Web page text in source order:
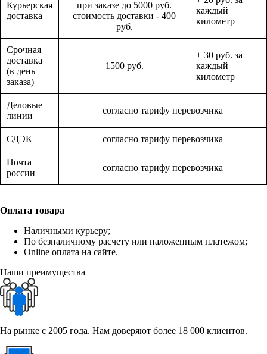
Курьерская
доставка
при заказе до 5000 руб.
стоимость доставки - 400
руб.
каждый
километр
Срочная
доставка
(в день
заказа)
1500 руб.
+ 30 руб. за
каждый
километр
Деловые
линии
согласно тарифу перевозчика
СДЭК согласно тарифу перевозчика
Почта
россии
согласно тарифу перевозчика
Оплата товара
Наличными курьеру;
По безналичному расчету или наложенным платежом;
Online оплата на сайте.
Наши преимущества
На рынке с 2005 года. Нам доверяют более 18 000 клиентов.